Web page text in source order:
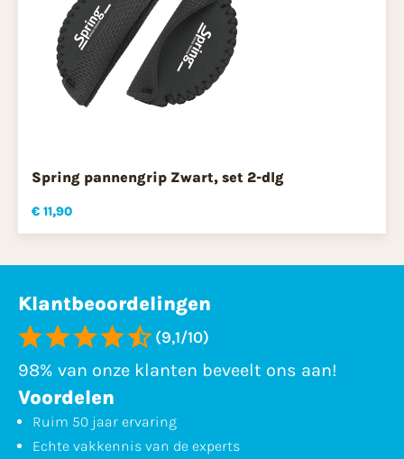
Spring pannengrip Zwart, set 2-dlg
€ 11,90
Klantbeoordelingen
(9,1/10)
98% van onze klanten beveelt ons aan!
Voordelen
Ruim 50 jaar ervaring
Echte vakkennis van de experts